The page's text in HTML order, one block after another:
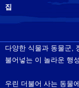
집
다양한 식물과 동물군,
불어넣는 이 놀라운 행
우린 더불어 사는 동물